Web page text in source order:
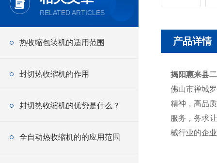
RELATED ARTICLES
热收缩包装机的适用范围
封切热收缩机的作用
封切热收缩机的优势是什么？
全自动热收缩机的的应用范围
产品详情
揭阳惠来县
佛山市禅城
精神，高品
服务，务求
械行业的企